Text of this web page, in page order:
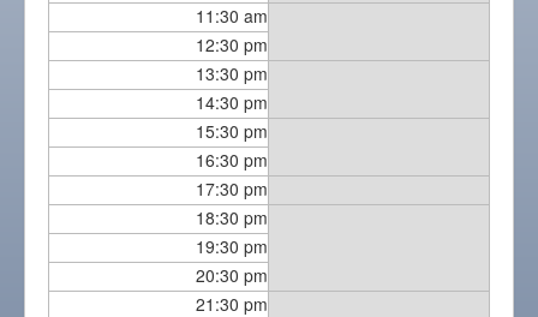
11:30 am
12:30 pm
13:30 pm
14:30 pm
15:30 pm
16:30 pm
17:30 pm
18:30 pm
19:30 pm
20:30 pm
21:30 pm